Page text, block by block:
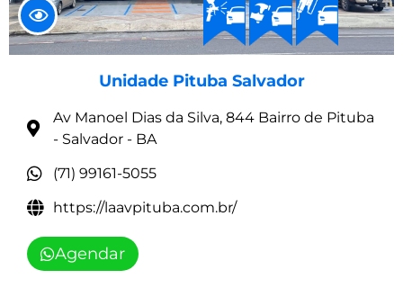
Unidade Pituba Salvador
Av Manoel Dias da Silva, 844 Bairro de Pituba
- Salvador - BA
(71) 99161-5055
https://laavpituba.com.br/
Agendar